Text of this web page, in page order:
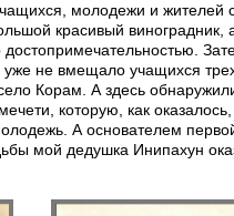
молодежи и
красивый виноградник,
уже не вмещало учащихся
Корам. А здесь
которую, как
А основателем
мой дедушка Инипахун